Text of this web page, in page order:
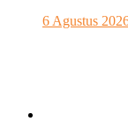
6 Agustus